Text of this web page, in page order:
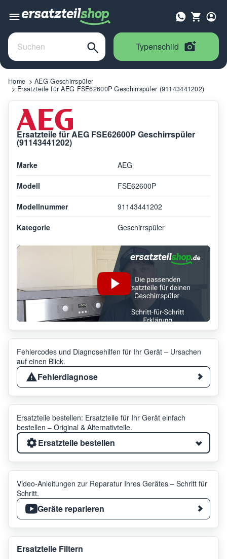
Typenschild
Home
AEG Geschirrspüler
Ersatzteile für AEG FSE62600P Geschirrspüler (91143441202)
Ersatzteile für AEG FSE62600P Geschirrspüler
(91143441202)
Marke AEG
Modell FSE62600P
Modellnummer 91143441202
Kategorie Geschirrspüler
Fehlercodes und Diagnosehilfen für Ihr Gerät – Ursachen
auf einen Blick.
Fehlerdiagnose
Ersatzteile bestellen: Ersatzteile für Ihr Gerät einfach
bestellen – Original & Alternativteile.
Ersatzteile bestellen
Video-Anleitungen zur Reparatur Ihres Gerätes – Schritt für
Schritt.
Geräte reparieren
Ersatzteile Filtern